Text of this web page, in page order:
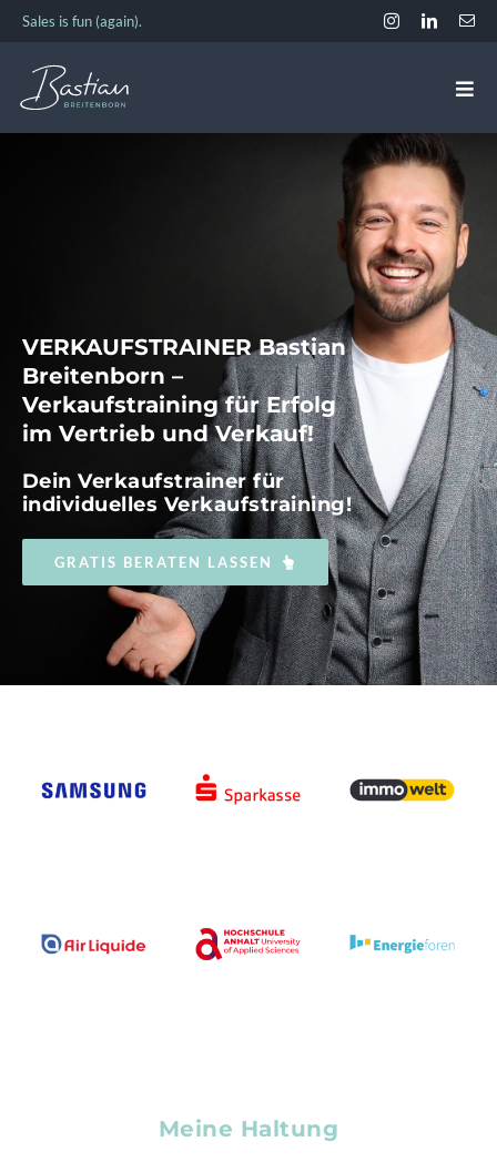
Zum
springen
Sales is fun (again).
AKADEMIE
KONTAKT
VERKAUFSTRAINER Bastian
Breitenborn –
Verkaufstraining für Erfolg
im Vertrieb und Verkauf!
Dein Verkaufstrainer für
individuelles Verkaufstraining!
GRATIS BERATEN LASSEN
Meine Haltung